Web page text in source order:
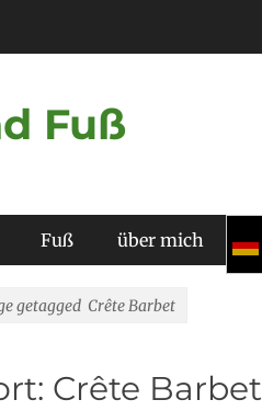
Fuß
Fuß über mich
getagged Crête Barbet
Crête Barbet